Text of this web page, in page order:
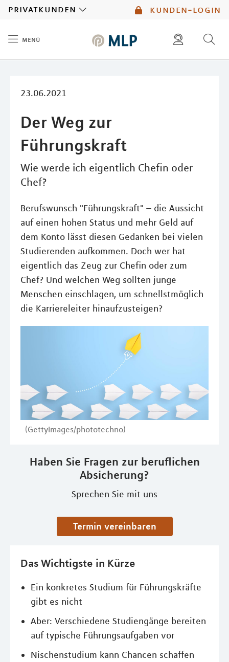
kunden-login
privatkunden
menü
23.06.2021
Der Weg zur
Führungskraft
Wie werde ich eigentlich Chefin oder
Chef?
Berufswunsch "Führungskraft" – die Aussicht
auf einen hohen Status und mehr Geld auf
dem Konto lässt diesen Gedanken bei vielen
Studierenden aufkommen. Doch wer hat
eigentlich das Zeug zur Chefin oder zum
Chef? Und welchen Weg sollten junge
Menschen einschlagen, um schnellstmöglich
die Karriereleiter hinaufzusteigen?
(GettyImages/phototechno)
Haben Sie Fragen zur beruflichen
Absicherung?
Sprechen Sie mit uns
Termin vereinbaren
Das Wichtigste in Kürze
Ein konkretes Studium für Führungskräfte
gibt es nicht
Aber: Verschiedene Studiengänge bereiten
auf typische Führungsaufgaben vor
Nischenstudium kann Chancen schaffen